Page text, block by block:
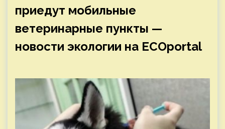
приедут мобильные
ветеринарные пункты —
новости экологии на ECOportal